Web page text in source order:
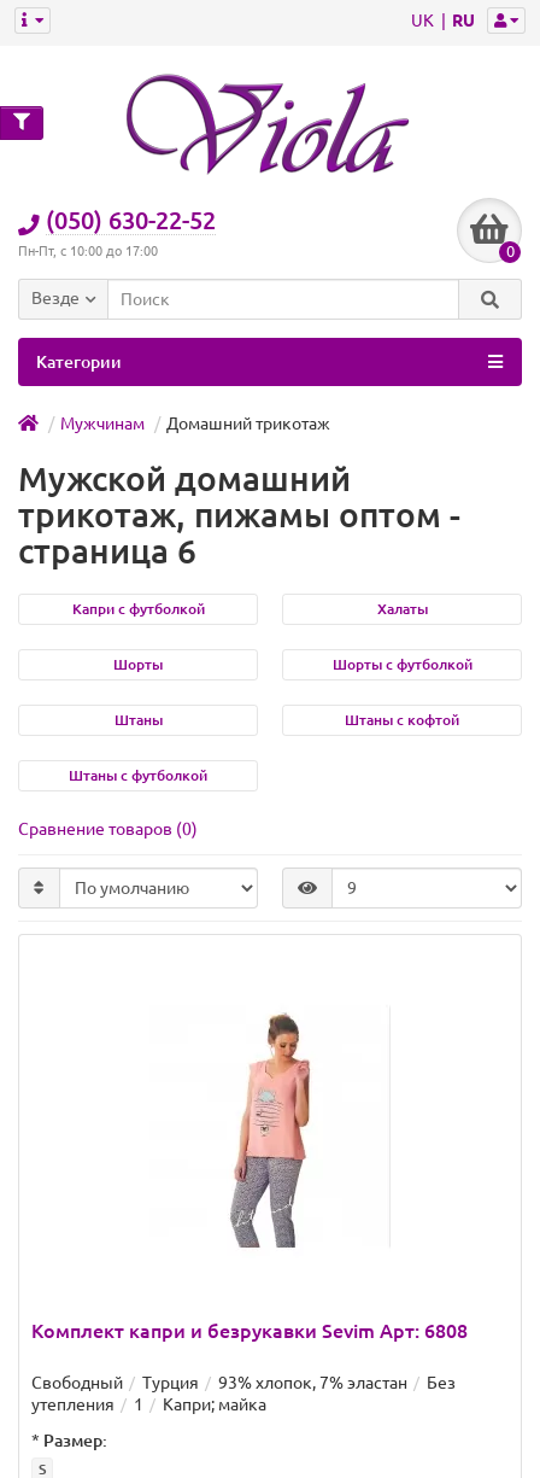
UK RU
(050) 630-22-52
Пн-Пт, с 10:00 до 17:00 0
Везде
Категории
Мужчинам Домашний трикотаж
Мужской домашний
трикотаж, пижамы оптом -
страница 6
Капри с футболкой Халаты
Шорты Шорты с футболкой
Штаны Штаны с кофтой
Штаны с футболкой
Сравнение товаров (0)
Комплект капри и безрукавки Sevim Арт: 6808
Свободный Турция 93% хлопок, 7% эластан
Без
утепления
1
Капри; майка
* Размер:
S